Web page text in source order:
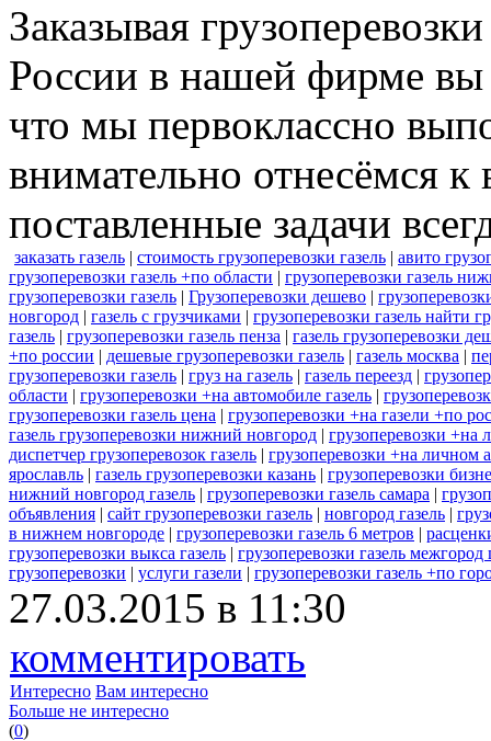
Заказывая
России в нашей фирме
что мы первоклассно
внимательно отнесёмся
поставленные задачи
заказать газель | стоимость грузоперевозки газель | авито
грузоперевозки газель +по области | грузоперевозки газель
грузоперевозки газель | Грузоперевозки дешево |
новгород | газель с грузчиками | грузоперевозки газель найти
газель | грузоперевозки газель пенза | газель грузоперевозки
+по россии | дешевые грузоперевозки газель | газель москва |
грузоперевозки газель | груз на газель | газель переезд |
области | грузоперевозки +на автомобиле газель |
грузоперевозки газель цена | грузоперевозки +на газели +по
газель грузоперевозки нижний новгород | грузоперевозки +на
диспетчер грузоперевозок газель | грузоперевозки +на личном
ярославль | газель грузоперевозки казань | грузоперевозки
нижний новгород газель | грузоперевозки газель самара |
объявления | сайт грузоперевозки газель | новгород газель |
в нижнем новгороде | грузоперевозки газель 6 метров |
грузоперевозки выкса газель | грузоперевозки газель
грузоперевозки | услуги газели | грузоперевозки газель +по
27.03.2015 в 11:30
комментировать
Интересно Вам интересно
Больше не интересно
(0)